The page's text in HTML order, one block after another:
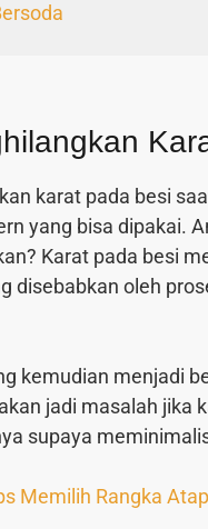
karat pada besi
yang bisa dipakai.
Karat pada besi
disebabkan oleh
kemudian menjadi
jadi masalah jika
supaya
Memilih Rangka